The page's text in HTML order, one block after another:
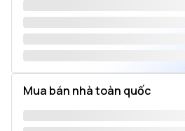
Mua bán nhà toàn quốc